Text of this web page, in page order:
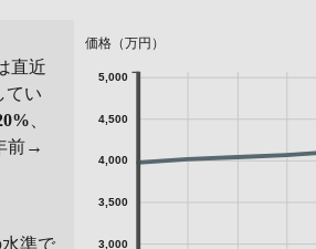
直近
てい
、
前→
準で
価格（万円）
3,000
3,500
4,000
4,500
5,000